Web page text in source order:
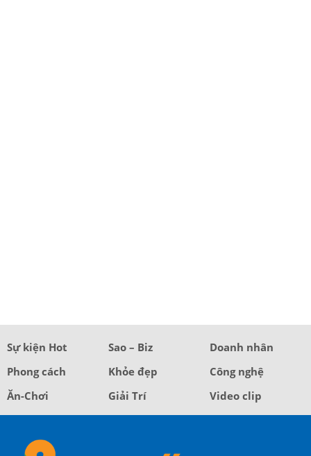
Sự kiện Hot Sao – Biz
Doanh nhân
Phong cách
Khỏe đẹp
Công nghệ
Ăn-Chơi
Giải Trí Video clip